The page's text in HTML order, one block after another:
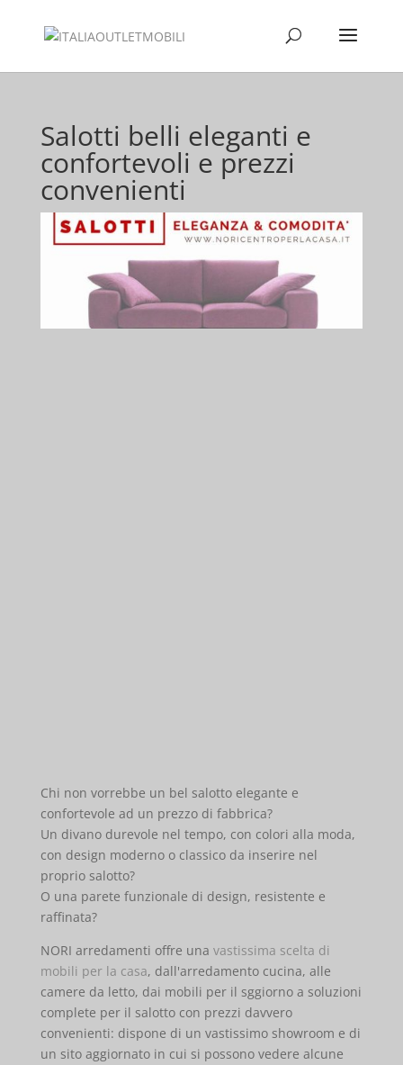
Salotti belli eleganti e
confortevoli e prezzi
convenienti
Chi non vorrebbe un bel salotto elegante e
confortevole ad un prezzo di fabbrica?
Un divano durevole nel tempo, con colori alla moda,
con design moderno o classico da inserire nel
proprio salotto?
O una parete funzionale di design, resistente e
raffinata?
NORI arredamenti offre una vastissima scelta di
mobili per la casa, dall'arredamento cucina, alle
camere da letto, dai mobili per il sggiorno a soluzioni
complete per il salotto con prezzi davvero
convenienti: dispone di un vastissimo showroom e di
un sito aggiornato in cui si possono vedere alcune